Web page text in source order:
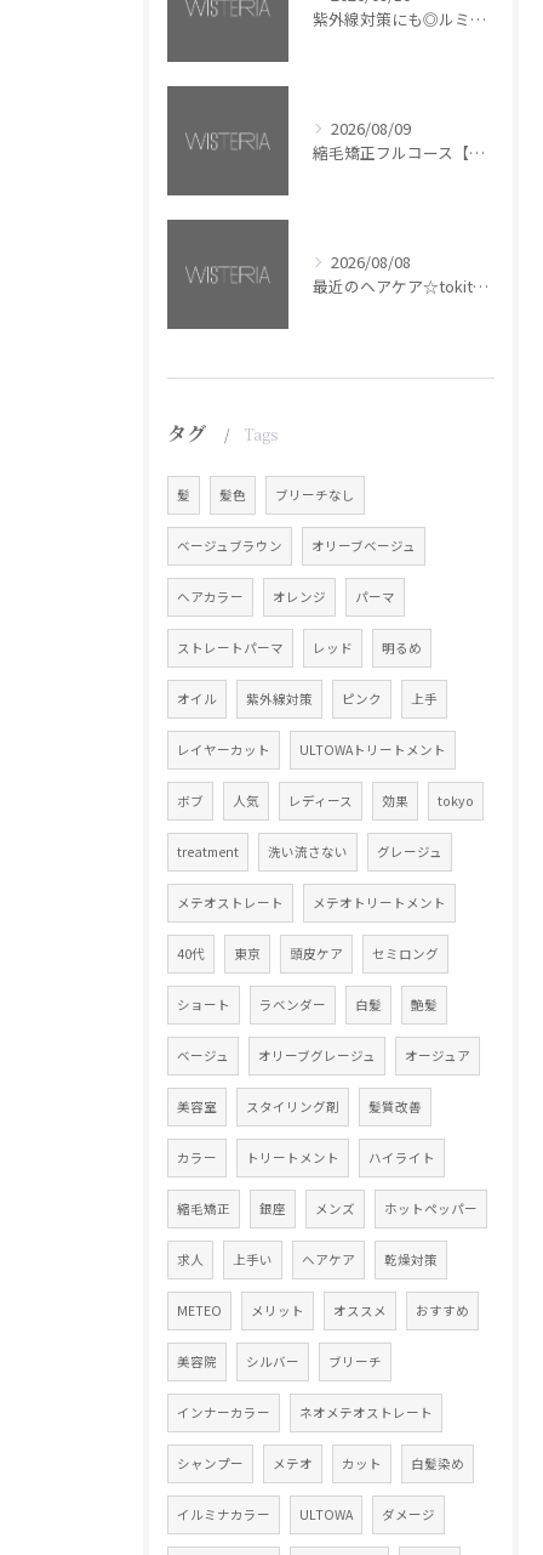
紫外線対策にも◎ルミナススプレー【銀座・美容室WISTERIA】
2026/08/09
縮毛矯正フルコース【銀座・美容室WISTERIA】
2026/08/08
最近のヘアケア☆tokita【銀座・美容室WISTERIA】
タグ Tags
髪 髪色 ブリーチなし
ベージュブラウン オリーブベージュ
ヘアカラー オレンジ パーマ
ストレートパーマ レッド 明るめ
オイル 紫外線対策 ピンク 上手
レイヤーカット ULTOWAトリートメント
ボブ 人気 レディース 効果 tokyo
treatment 洗い流さない グレージュ
メテオストレート メテオトリートメント
40代 東京 頭皮ケア セミロング
ショート ラベンダー 白髪 艶髪
ベージュ オリーブグレージュ オージュア
美容室 スタイリング剤 髪質改善
カラー トリートメント ハイライト
縮毛矯正 銀座 メンズ ホットペッパー
求人 上手い ヘアケア 乾燥対策
METEO メリット オススメ おすすめ
美容院 シルバー ブリーチ
インナーカラー ネオメテオストレート
シャンプー メテオ カット 白髪染め
イルミナカラー ULTOWA ダメージ